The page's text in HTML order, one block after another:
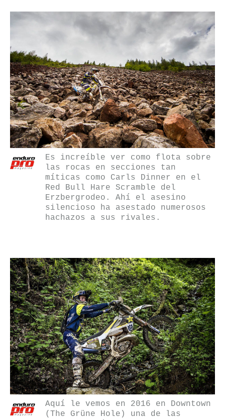
Es increíble ver como flota sobre
las rocas en secciones tan
míticas como Carls Dinner en el
Red Bull Hare Scramble del
Erzbergrodeo. Ahí el asesino
silencioso ha asestado numerosos
hachazos a sus rivales.
Aquí le vemos en 2016 en Downtown
(The Grüne Hole) una de las